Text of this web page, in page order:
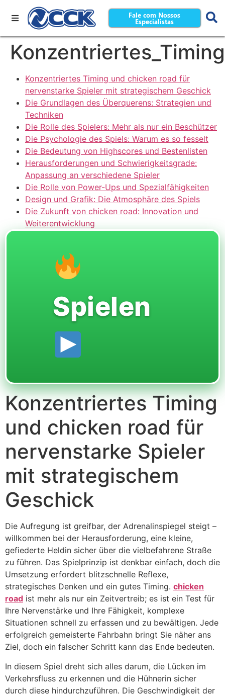
Fale com Nossos
Especialistas
Konzentriertes Timing und chicken road für
nervenstarke Spieler mit strategischem Geschick
Die Grundlagen des Überquerens: Strategien und
Techniken
Die Rolle des Spielers: Mehr als nur ein Beschützer
Die Psychologie des Spiels: Warum es so fesselt
Die Bedeutung von Highscores und Bestenlisten
Herausforderungen und Schwierigkeitsgrade:
Anpassung an verschiedene Spieler
Die Rolle von Power-Ups und Spezialfähigkeiten
Design und Grafik: Die Atmosphäre des Spiels
Die Zukunft von chicken road: Innovation und
Weiterentwicklung
Spielen
Konzentriertes Timing
und chicken road für
nervenstarke Spieler
mit strategischem
Geschick
Die Aufregung ist greifbar, der Adrenalinspiegel steigt –
willkommen bei der Herausforderung, eine kleine,
gefiederte Heldin sicher über die vielbefahrene Straße
zu führen. Das Spielprinzip ist denkbar einfach, doch die
Umsetzung erfordert blitzschnelle Reflexe,
strategisches Denken und ein gutes Timing. chicken
road ist mehr als nur ein Zeitvertreib; es ist ein Test für
Ihre Nervenstärke und Ihre Fähigkeit, komplexe
Situationen schnell zu erfassen und zu bewältigen. Jede
erfolgreich gemeisterte Fahrbahn bringt Sie näher ans
Ziel, doch ein falscher Schritt kann das Ende bedeuten.
In diesem Spiel dreht sich alles darum, die Lücken im
Verkehrsfluss zu erkennen und die Hühnerin sicher
durch diese hindurchzuführen. Die Geschwindigkeit der